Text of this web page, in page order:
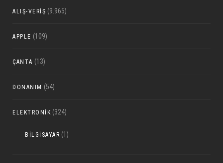
ALIŞ-VERIŞ (9.965)
APPLE (109)
ÇANTA (13)
DONANIM (54)
ELEKTRONIK (324)
BILGISAYAR (1)